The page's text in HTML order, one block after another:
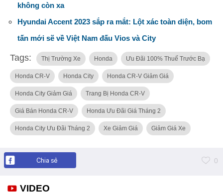
không còn xa
Hyundai Accent 2023 sắp ra mắt: Lột xác toàn diện, bom
tấn mới sẽ về Việt Nam đấu Vios và City
Tags: Thị Trường Xe Honda Ưu Đãi 100% Thuế Trước Bạ
Honda CR-V Honda City Honda CR-V Giảm Giá
Honda City Giảm Giá Trang Bị Honda CR-V
Giá Bán Honda CR-V Honda Ưu Đãi Giá Tháng 2
Honda City Ưu Đãi Tháng 2 Xe Giảm Giá Giảm Giá Xe
Chia sẻ 0
VIDEO